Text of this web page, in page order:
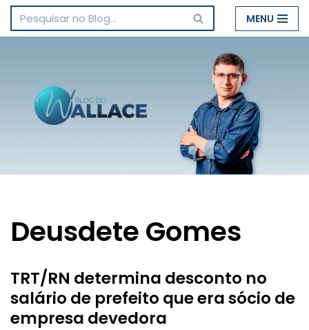
Pular
conteúdo
MENU
Deusdete Gomes
TRT/RN determina desconto no
salário de prefeito que era sócio de
empresa devedora